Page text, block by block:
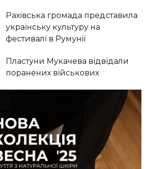
Рахівська громада представила
українську культуру на
фестивалі в Румунії
Пластуни Мукачева відвідали
поранених військових